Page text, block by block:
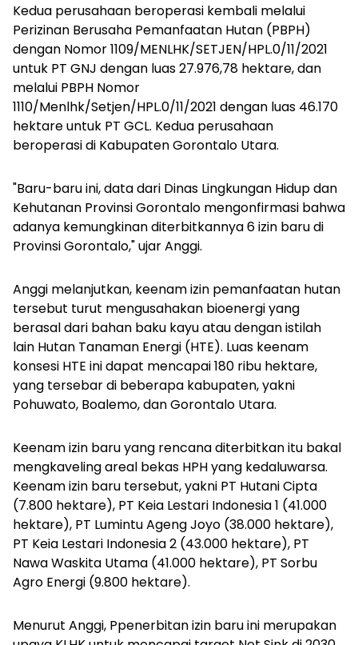
Kedua perusahaan beroperasi kembali melalui
Perizinan Berusaha Pemanfaatan Hutan (PBPH)
dengan Nomor 1109/MENLHK/SETJEN/HPL.0/11/2021
untuk PT GNJ dengan luas 27.976,78 hektare, dan
melalui PBPH Nomor
1110/Menlhk/Setjen/HPL.0/11/2021 dengan luas 46.170
hektare untuk PT GCL. Kedua perusahaan
beroperasi di Kabupaten Gorontalo Utara.
"Baru-baru ini, data dari Dinas Lingkungan Hidup dan
Kehutanan Provinsi Gorontalo mengonfirmasi bahwa
adanya kemungkinan diterbitkannya 6 izin baru di
Provinsi Gorontalo," ujar Anggi.
Anggi melanjutkan, keenam izin pemanfaatan hutan
tersebut turut mengusahakan bioenergi yang
berasal dari bahan baku kayu atau dengan istilah
lain Hutan Tanaman Energi (HTE). Luas keenam
konsesi HTE ini dapat mencapai 180 ribu hektare,
yang tersebar di beberapa kabupaten, yakni
Pohuwato, Boalemo, dan Gorontalo Utara.
Keenam izin baru yang rencana diterbitkan itu bakal
mengkaveling areal bekas HPH yang kedaluwarsa.
Keenam izin baru tersebut, yakni PT Hutani Cipta
(7.800 hektare), PT Keia Lestari Indonesia 1 (41.000
hektare), PT Lumintu Ageng Joyo (38.000 hektare),
PT Keia Lestari Indonesia 2 (43.000 hektare), PT
Nawa Waskita Utama (41.000 hektare), PT Sorbu
Agro Energi (9.800 hektare).
Menurut Anggi, Ppenerbitan izin baru ini merupakan